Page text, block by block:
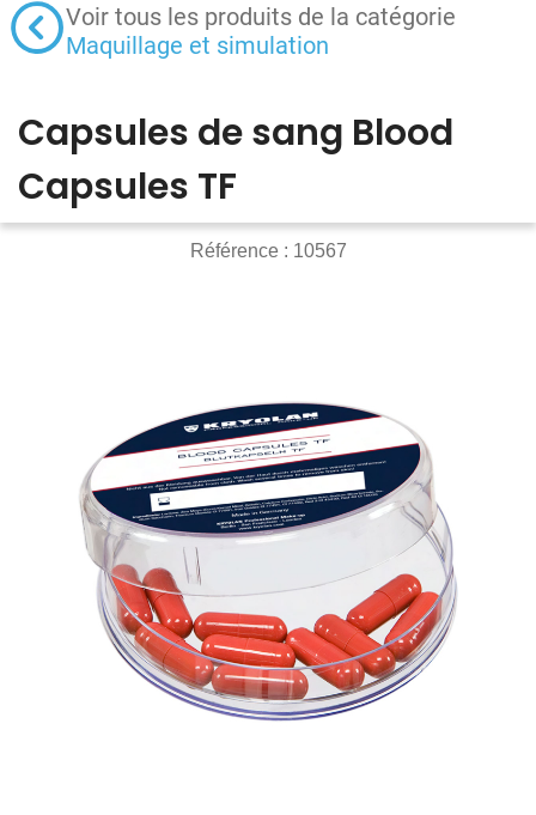
Voir tous les produits de la catégorie
Maquillage et simulation
Capsules de sang Blood
Capsules TF
Référence : 10567